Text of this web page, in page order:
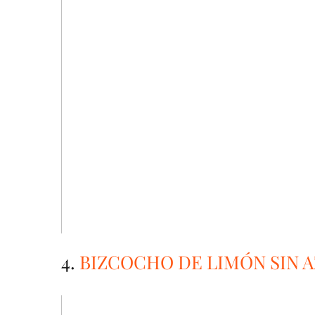
4. BIZCOCHO DE LIMÓN SIN